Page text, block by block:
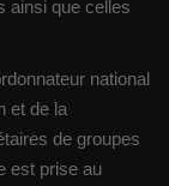
ainsi que celles
national
et de la
de groupes
est prise au